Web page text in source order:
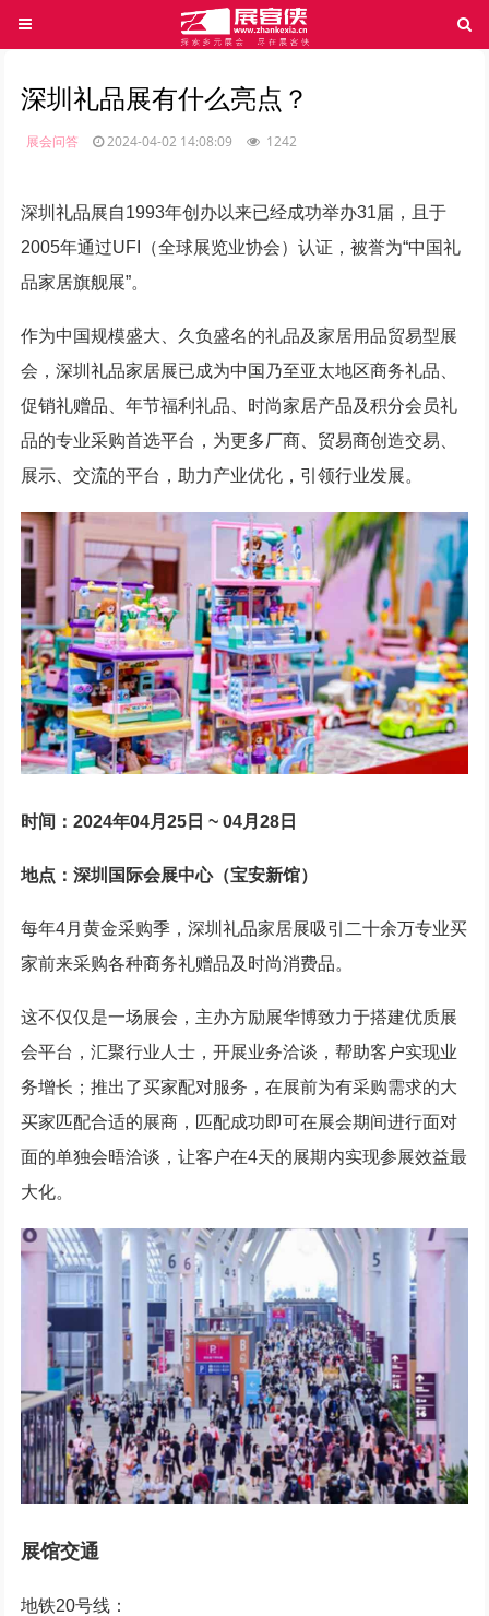
深圳礼品展有什么亮点？
展会问答 2024-04-02 14:08:09 1242
深圳礼品展自1993年创办以来已经成功举办31届，且于
2005年通过UFI（全球展览业协会）认证，被誉为“中国礼
品家居旗舰展”。
作为中国规模盛大、久负盛名的礼品及家居用品贸易型展
会，深圳礼品家居展已成为中国乃至亚太地区商务礼品、
促销礼赠品、年节福利礼品、时尚家居产品及积分会员礼
品的专业采购首选平台，为更多厂商、贸易商创造交易、
展示、交流的平台，助力产业优化，引领行业发展。
时间：2024年04月25日 ~ 04月28日
地点：深圳国际会展中心（宝安新馆）
每年4月黄金采购季，深圳礼品家居展吸引二十余万专业买
家前来采购各种商务礼赠品及时尚消费品。
这不仅仅是一场展会，主办方励展华博致力于搭建优质展
会平台，汇聚行业人士，开展业务洽谈，帮助客户实现业
务增长；推出了买家配对服务，在展前为有采购需求的大
买家匹配合适的展商，匹配成功即可在展会期间进行面对
面的单独会晤洽谈，让客户在4天的展期内实现参展效益最
大化。
展馆交通
地铁20号线：